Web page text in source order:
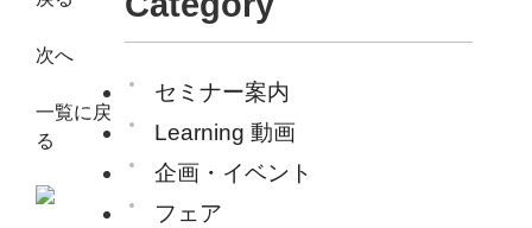
セミナー案内
Learning 動画
企画・イベント
フェア
次へ
一覧に戻
る